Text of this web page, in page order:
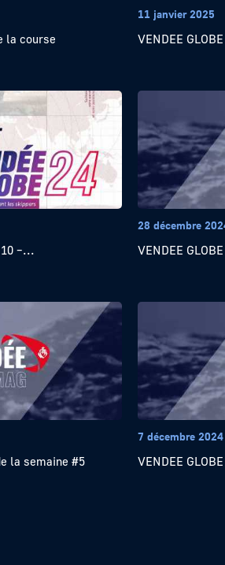
la course
11 janvier 2025
VENDEE
–...
28 décembre
VENDEE
la semaine #5
7 décembre 2024
VENDEE